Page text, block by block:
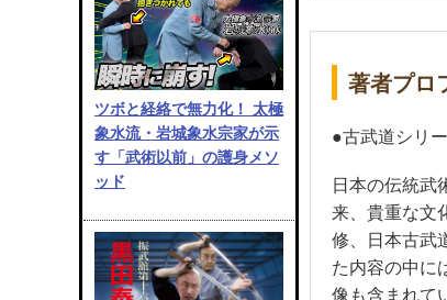
ツボと経絡で無力化！ 太極
象水流・岩城象水宗家が示
す「武術以前」の護身メソ
ッド
著者プロ
●古武道シリ
日本の伝統武
来、貴重な文
修、日本古武
た内容の中に
像も含まれて